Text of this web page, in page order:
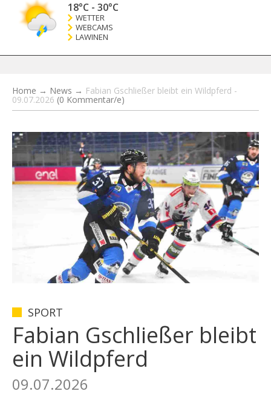
18°C - 30°C
WETTER
WEBCAMS
LAWINEN
Home → News → Fabian Gschließer bleibt ein Wildpferd -
09.07.2026 (0 Kommentar/e)
SPORT
Fabian Gschließer bleibt
ein Wildpferd
09.07.2026